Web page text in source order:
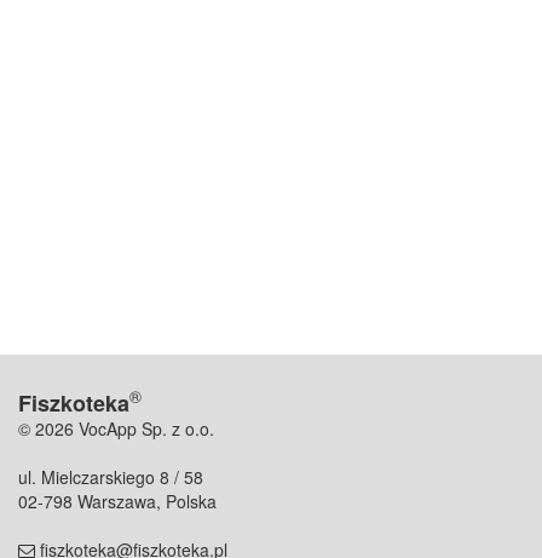
Fiszkoteka®
© 2026 VocApp Sp. z o.o.
ul. Mielczarskiego 8 / 58
02-798 Warszawa, Polska
fiszkoteka@fiszkoteka.pl